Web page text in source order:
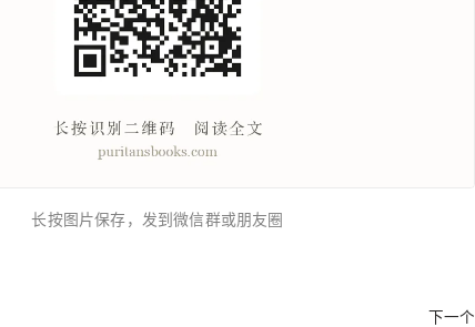
长按图片保存，发到微信群或朋友圈
下一个